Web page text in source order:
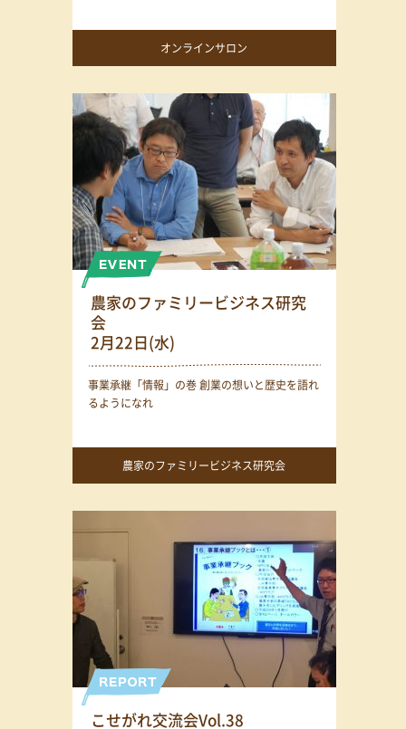
オンラインサロン
農家のファミリービジネス研究
会
2月22日(水)
事業承継「情報」の巻 創業の想いと歴史を語れ
るようになれ
農家のファミリービジネス研究会
こせがれ交流会Vol.38